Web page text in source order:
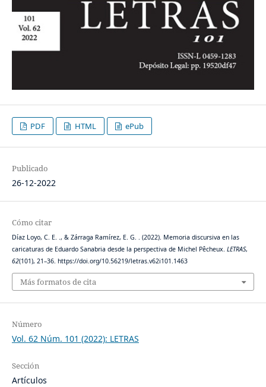
PDF HTML ePub
Publicado
26-12-2022
Cómo citar
Díaz Loyo, C. E. ., & Zárraga Ramírez, E. G. . (2022). Memoria discursiva en las
caricaturas de Eduardo Sanabria desde la perspectiva de Michel Pêcheux. LETRAS,
62(101), 21–36. https://doi.org/10.56219/letras.v62i101.1463
Más formatos de cita
Número
Vol. 62 Núm. 101 (2022): LETRAS
Sección
Artículos